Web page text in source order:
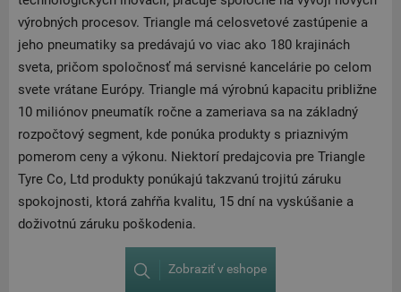
výrobných procesov. Triangle má celosvetové zastúpenie a
jeho pneumatiky sa predávajú vo viac ako 180 krajinách
sveta, pričom spoločnosť má servisné kancelárie po celom
svete vrátane Európy. Triangle má výrobnú kapacitu približne
10 miliónov pneumatík ročne a zameriava sa na základný
rozpočtový segment, kde ponúka produkty s priaznivým
pomerom ceny a výkonu. Niektorí predajcovia pre Triangle
Tyre Co, Ltd produkty ponúkajú takzvanú trojitú záruku
spokojnosti, ktorá zahŕňa kvalitu, 15 dní na vyskúšanie a
doživotnú záruku poškodenia.
Zobraziť v eshope